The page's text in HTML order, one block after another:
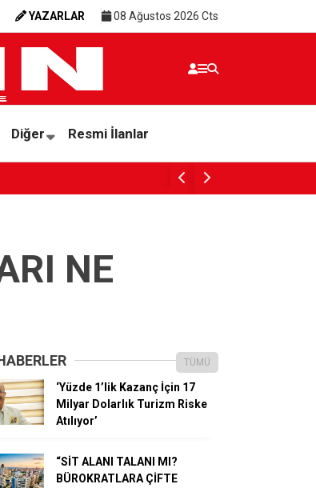
YAZARLAR 08 Ağustos 2026 Cts
Diğer Resmi İlanlar
Gazeteci Duygu Öksüz Canova son
NE
TÜMÜ
‘Yüzde 1’lik Kazanç İçin 17
Milyar Dolarlık Turizm Riske
Atılıyor’
“SİT ALANI TALANI MI?
BÜROKRATLARA ÇİFTE